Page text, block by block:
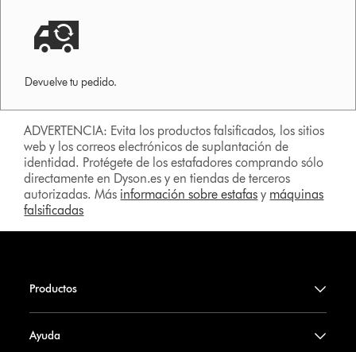
Devuelve tu pedido.
ADVERTENCIA: Evita los productos falsificados, los sitios
web y los correos electrónicos de suplantación de
identidad. Protégete de los estafadores comprando sólo
directamente en Dyson.es y en tiendas de terceros
autorizadas. Más información sobre estafas y máquinas
falsificadas
Productos
Ayuda